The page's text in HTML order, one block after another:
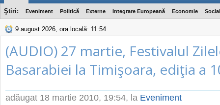
Ştiri: Eveniment Politică Externe Integrare Europeană Economie Social
9 august 2026, ora locală: 11:54
(AUDIO) 27 martie, Festivalul
Basarabiei la Timişoara, ediţia a
adăugat 18 martie 2010, 19:54, la Eveniment